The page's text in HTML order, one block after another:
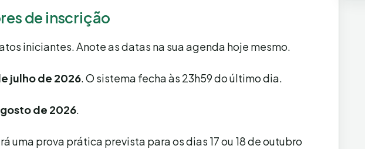
de inscrição
iniciantes. Anote as datas na sua agenda hoje mesmo.
julho de 2026. O sistema fecha às 23h59 do último dia.
de 2026.
uma prova prática prevista para os dias 17 ou 18 de outubro